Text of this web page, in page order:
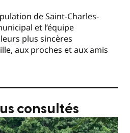
de Saint-Charles-
et l’équipe
plus sincères
aux proches et aux amis
consultés